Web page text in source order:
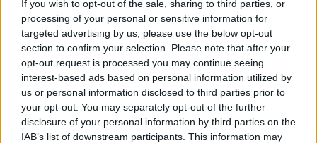
If you wish to opt-out of the sale, sharing to third parties, or
processing of your personal or sensitive information for
targeted advertising by us, please use the below opt-out
section to confirm your selection. Please note that after your
opt-out request is processed you may continue seeing
interest-based ads based on personal information utilized by
us or personal information disclosed to third parties prior to
your opt-out. You may separately opt-out of the further
disclosure of your personal information by third parties on the
IAB’s list of downstream participants. This information may
Visi įrašai
Žiūrimiausi įrašai
Vaizdai iš tragiškos avarijos Vilniaus r.: dviejų moterų ir
vaiko gyvybių išgelbėti nepavyko